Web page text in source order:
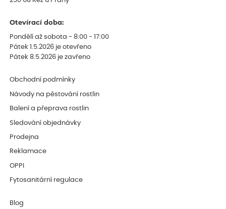
Otevírací doba:
Pondělí až sobota - 8:00 - 17:00
Pátek 1.5.2026 je otevřeno
Pátek 8.5.2026 je zavřeno
Obchodní podmínky
Návody na pěstování rostlin
Balení a přeprava rostlin
Sledování objednávky
Prodejna
Reklamace
OPPI
Fytosanitární regulace
Blog